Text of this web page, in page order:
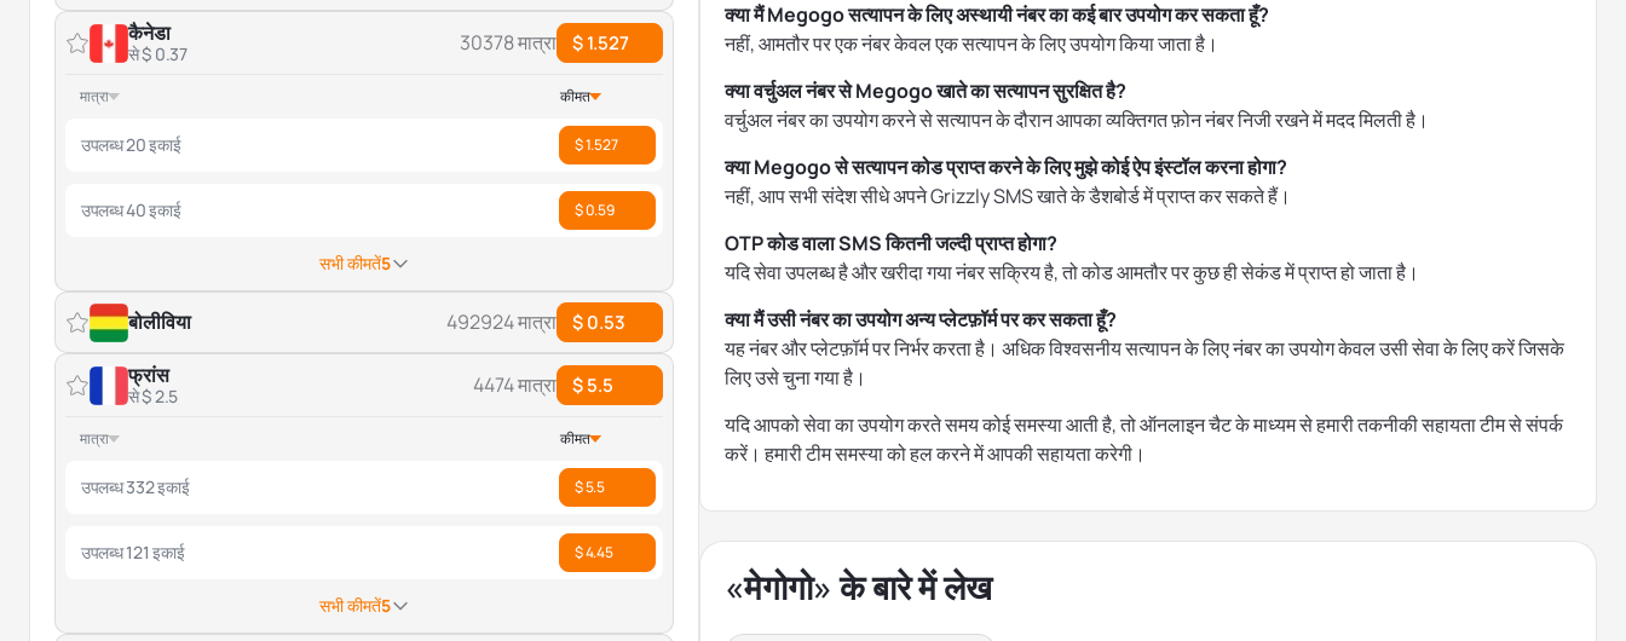
कैनेडा
से $ 0.37 30378 मात्रा $ 1.527
मात्रा कीमत
उपलब्ध 20 इकाई $ 1.527
उपलब्ध 40 इकाई $ 0.59
सभी कीमतें5
बोलीविया 492924 मात्रा $ 0.53
फ्रांस
से $ 2.5 4474 मात्रा $ 5.5
मात्रा कीमत
उपलब्ध 332 इकाई $ 5.5
उपलब्ध 121 इकाई $ 4.45
सभी कीमतें5
क्या मैं Megogo सत्यापन के लिए अस्थायी नंबर का कई बार उपयोग कर सकता हूँ?
नहीं, आमतौर पर एक नंबर केवल एक सत्यापन के लिए उपयोग किया जाता है।
क्या वर्चुअल नंबर से Megogo खाते का सत्यापन सुरक्षित है?
वर्चुअल नंबर का उपयोग करने से सत्यापन के दौरान आपका व्यक्तिगत फ़ोन नंबर निजी रखने में मदद मिलती है।
क्या Megogo से सत्यापन कोड प्राप्त करने के लिए मुझे कोई ऐप इंस्टॉल करना होगा?
नहीं, आप सभी संदेश सीधे अपने Grizzly SMS खाते के डैशबोर्ड में प्राप्त कर सकते हैं।
OTP कोड वाला SMS कितनी जल्दी प्राप्त होगा?
यदि सेवा उपलब्ध है और खरीदा गया नंबर सक्रिय है, तो कोड आमतौर पर कुछ ही सेकंड में प्राप्त हो जाता है।
क्या मैं उसी नंबर का उपयोग अन्य प्लेटफ़ॉर्म पर कर सकता हूँ?
यह नंबर और प्लेटफ़ॉर्म पर निर्भर करता है। अधिक विश्वसनीय सत्यापन के लिए नंबर का उपयोग केवल उसी सेवा के लिए करें जिसके
लिए उसे चुना गया है।
यदि आपको सेवा का उपयोग करते समय कोई समस्या आती है, तो ऑनलाइन चैट के माध्यम से हमारी तकनीकी सहायता टीम से संपर्क
करें। हमारी टीम समस्या को हल करने में आपकी सहायता करेगी।
«मेगोगो» के बारे में लेख